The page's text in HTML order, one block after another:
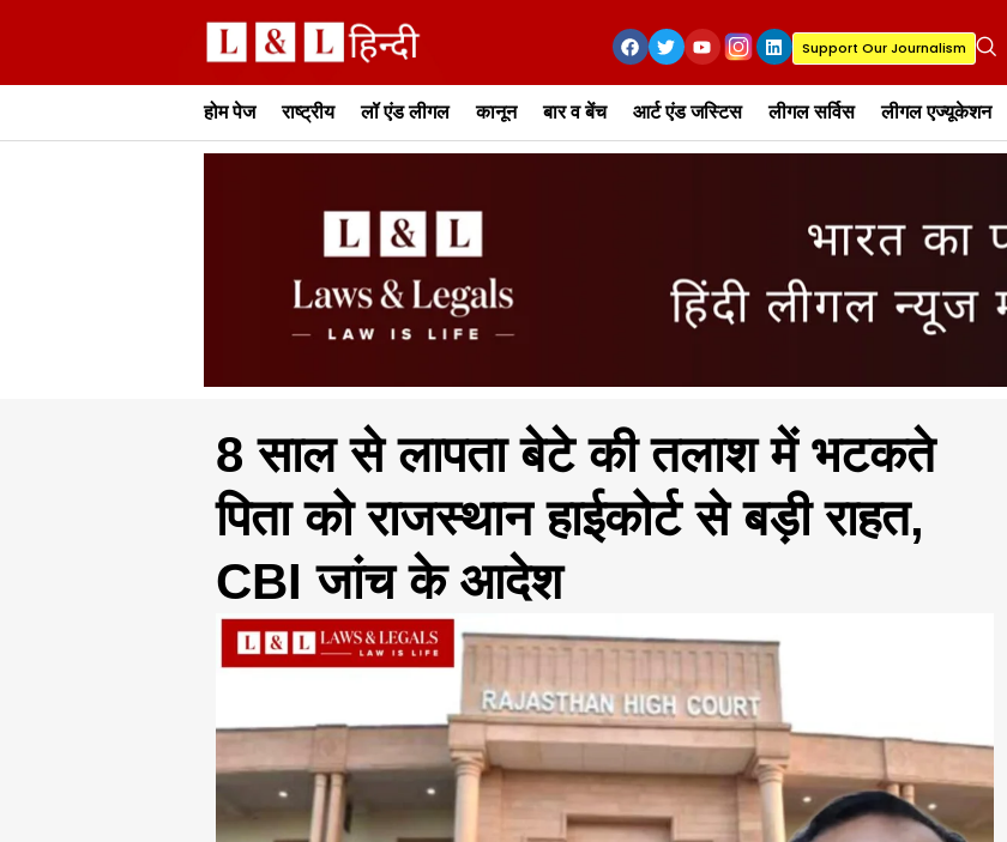
Support Our Journalism
होम पेज राष्ट्रीय लॉ एंड लीगल कानून बार व बेंच आर्ट एंड जस्टिस लीगल सर्विस लीगल एज्यूकेशन
8 साल से लापता बेटे की तलाश में भटकते
पिता को राजस्थान हाईकोर्ट से बड़ी राहत,
CBI जांच के आदेश